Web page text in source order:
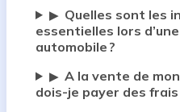
▶ Quelles sont les
essentielles lors
automobile ?
▶ A la vente de
dois-je payer des frais